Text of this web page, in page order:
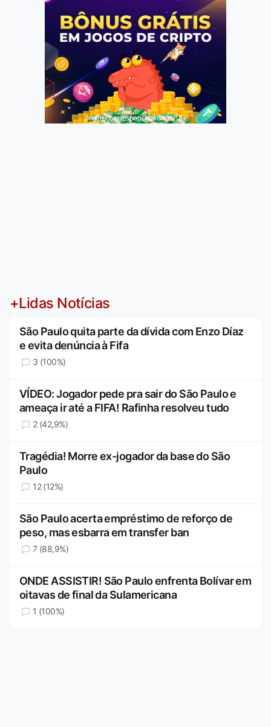
Jogue com responsabilidade. 18+
+Lidas Notícias
São Paulo quita parte da dívida com Enzo Díaz
e evita denúncia à Fifa
3 (100%)
VÍDEO: Jogador pede pra sair do São Paulo e
ameaça ir até a FIFA! Rafinha resolveu tudo
2 (42,9%)
Tragédia! Morre ex-jogador da base do São
Paulo
12 (12%)
São Paulo acerta empréstimo de reforço de
peso, mas esbarra em transfer ban
7 (88,9%)
ONDE ASSISTIR! São Paulo enfrenta Bolívar em
oitavas de final da Sulamericana
1 (100%)